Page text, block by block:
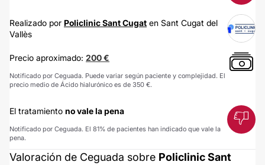
Realizado por Policlinic Sant Cugat en Sant Cugat del
Vallès
Precio aproximado: 200 €
Notificado por Ceguada. Puede variar según paciente y complejidad. El
precio medio de Ácido hialurónico es de 350 €.
El tratamiento no vale la pena
Notificado por Ceguada. El 81% de pacientes han indicado que vale la
pena.
Valoración de Ceguada sobre Policlinic Sant